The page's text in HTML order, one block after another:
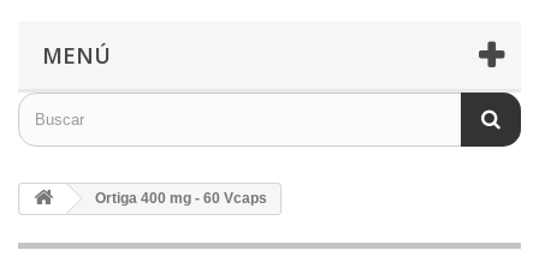
MENÚ
Ortiga 400 mg - 60 Vcaps